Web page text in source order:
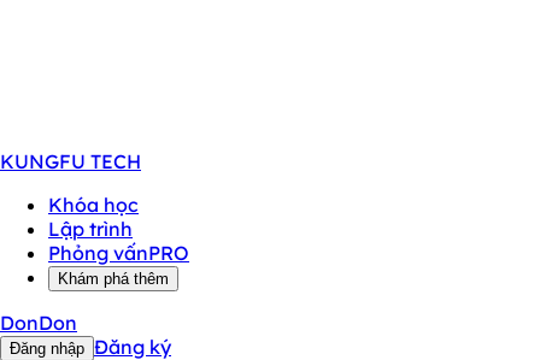
KUNGFU TECH
Khóa học
Lập trình
Phỏng vấnPRO
Khám phá thêm
DonDon
Đăng nhập Đăng ký